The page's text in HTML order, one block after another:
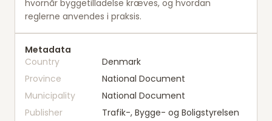
hvornår byggetilladelse kræves, og hvordan
reglerne anvendes i praksis.
Metadata
Country
Denmark
Province
National Document
Municipality
National Document
Publisher
Trafik-, Bygge- og Boligstyrelsen